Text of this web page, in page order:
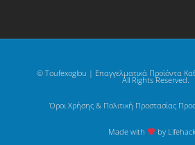
© Toufexoglou | Επαγγελματικά Προϊόντα
All Rights Reserved.
Όροι Χρήσης & Πολιτική Προστασίας
Made with by